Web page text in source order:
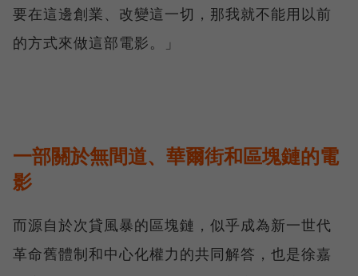
要在這邊創業、改變這一切，那我就不能用以前
的方式來做這部電影。」
一部關於無間道、華爾街和區塊鏈的電
影
而源自於次貸風暴的區塊鏈，似乎成為新一世代
革命舊體制和中心化權力的共同解答，也是徐嘉